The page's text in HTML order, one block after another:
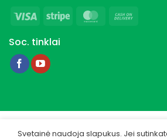
Visa
Stripe MasterCard
Soc. tinklai
Svetainė naudoja slapukus. Jei